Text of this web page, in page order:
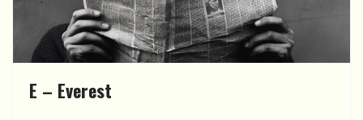
E – Everest